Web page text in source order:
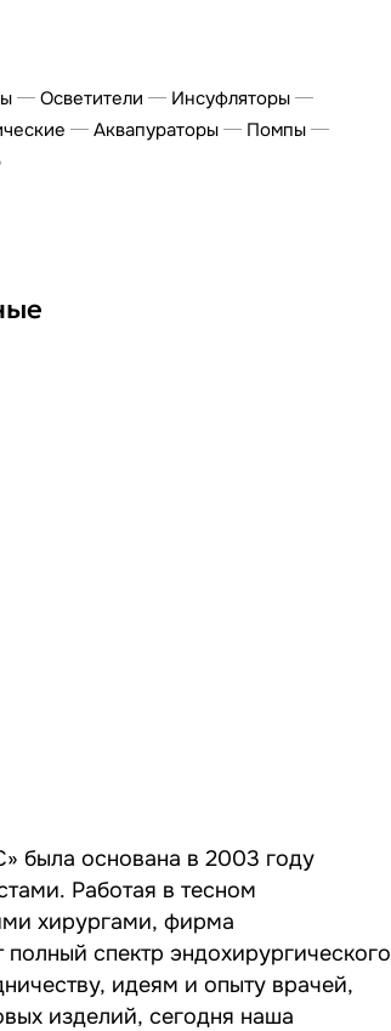
Осветители
Инсуфляторы
Аквапураторы
Помпы
была основана в 2003 году
Работая в тесном
хирургами, фирма
спектр эндохирургического
идеям и опыту врачей,
изделий, сегодня наша